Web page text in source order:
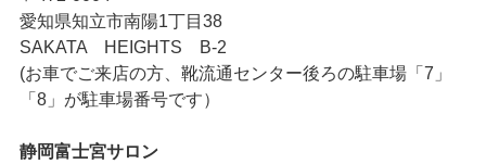
愛知県知立市南陽1丁目38
SAKATA HEIGHTS B-2
(お車でご来店の方、靴流通センター後ろの駐車場「7」
「8」が駐車場番号です）
静岡富士宮サロン